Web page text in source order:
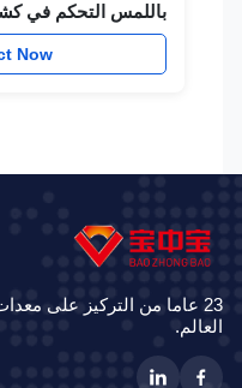
باللمس التحكم في كشك
Now
23 عاما من التركيز على معدات